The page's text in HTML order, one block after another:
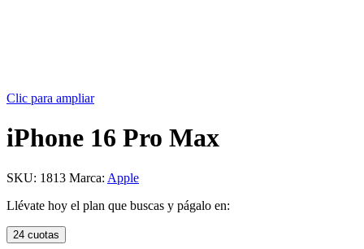
Clic para ampliar
iPhone 16 Pro Max
SKU: 1813 Marca: Apple
Llévate hoy el plan que buscas y págalo en:
24 cuotas